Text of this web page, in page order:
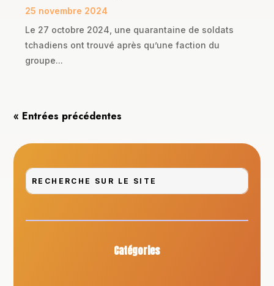
25 novembre 2024
Le 27 octobre 2024, une quarantaine de soldats
tchadiens ont trouvé après qu’une faction du
groupe...
« Entrées précédentes
Catégories